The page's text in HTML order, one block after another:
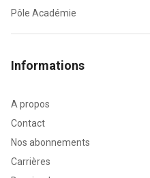
Pôle Académie
Informations
A propos
Contact
Nos abonnements
Carrières